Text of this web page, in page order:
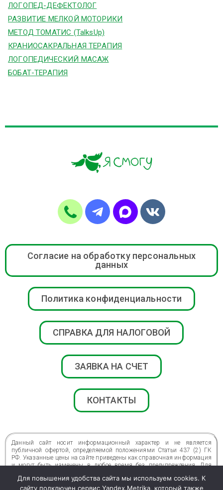
ЛОГОПЕД-ДЕФЕКТОЛОГ
РАЗВИТИЕ МЕЛКОЙ МОТОРИКИ
МЕТОД ТОМАТИС (TalksUp)
КРАНИОСАКРАЛЬНАЯ ТЕРАПИЯ
ЛОГОПЕДИЧЕСКИЙ МАСАЖ
БОБАТ-ТЕРАПИЯ
Согласие на обработку персональных
данных
Политика конфиденциальности
СПРАВКА ДЛЯ НАЛОГОВОЙ
ЗАЯВКА НА СЧЕТ
КОНТАКТЫ
Данный сайт носит информационный характер и не является
публичной офертой, определяемой положениями Статьи 437 (2) ГК
РФ. Указанные цены на сайте приведены как справочная информация
и могут быть изменены в любое время без предупреждения. Для
просьба обращаться по телефонам центра.
Для повышения удобства сайта мы используем cookies. К
сайту подключен сервис Yandex.Metrika, который также